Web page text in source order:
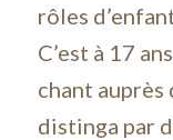
rôles
C’est à 17
chant auprès
distinga par